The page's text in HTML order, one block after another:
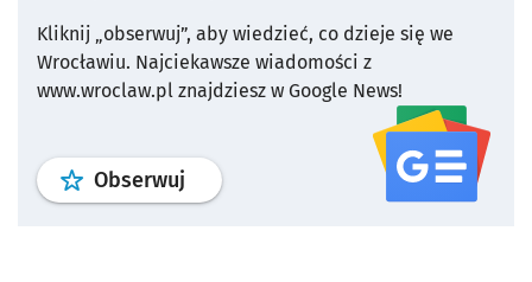
Kliknij „obserwuj”, aby wiedzieć, co dzieje się we
Wrocławiu. Najciekawsze wiadomości z
www.wroclaw.pl znajdziesz w Google News!
Obserwuj profil serwisu